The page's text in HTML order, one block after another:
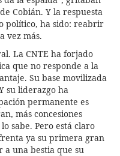
Cobián. Y la respuesta
político, ha sido: reabrir
vez más.
La CNTE ha forjado
que no responde a la
Su base movilizada
su liderazgo ha
permanente es
más concesiones
sabe. Pero está claro
ya su primera gran
una bestia que su